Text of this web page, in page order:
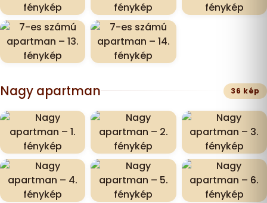
Nagy apartman 36 kép